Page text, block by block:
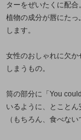
ターをぜいたくに配合。
植物の成分が唇にた
します。
女性のおしゃれに欠
しまうもの。
筒の部分に「You
いるように、とことん
（もちろん、食べな